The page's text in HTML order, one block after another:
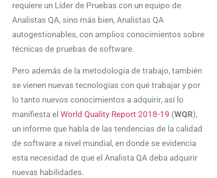
requiere un Líder de Pruebas con un equipo de
Analistas QA, sino más bien, Analistas QA
autogestionables, con amplios conocimientos sobre
técnicas de pruebas de software.
Pero además de la metodología de trabajo, también
se vienen nuevas tecnologías con qué trabajar y por
lo tanto nuevos conocimientos a adquirir, así lo
manifiesta el World Quality Report 2018-19 (WQR),
un informe que habla de las tendencias de la calidad
de software a nivel mundial, en donde se evidencia
esta necesidad de que el Analista QA deba adquirir
nuevas habilidades.